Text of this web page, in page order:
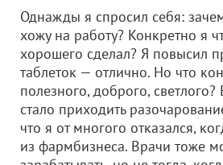
Однажды я спросил себя:
хожу на работу? Конкретно я
хорошего сделал? Я повысил
таблеток — отлично. Но что
полезного, доброго, светлого?
стало приходить
что я от многого отказался,
из фармбизнеса. Врачи тоже